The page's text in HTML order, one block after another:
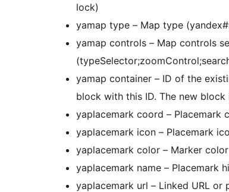
lock)
yamap type – Map type
yamap controls – Map controls
yamap container – ID of the
block with this ID. The new
yaplacemark coord – Placemark
yaplacemark icon – Placemark
yaplacemark color – Marker color
yaplacemark name – Placemark
yaplacemark url – Linked URL